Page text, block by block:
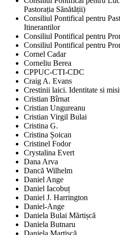
Pastorația Sănătății)
Consiliul Pontifical pentru
Itinerantilor
Consiliul Pontifical pentru
Consiliul Pontifical pentru
Cornel Cadar
Corneliu Berea
CPPUC-CTI-CDC
Craig A. Evans
Crestinii laici. Identitate si
Cristian Bîrnat
Cristian Ungureanu
Cristian Virgil Bulai
Cristina G.
Cristina Șoican
Cristinel Fodor
Crystalina Evert
Dana Arva
Dancă Wilhelm
Daniel Ange
Daniel Iacobuț
Daniel J. Harrington
Daniel-Ange
Daniela Bulai Mărtișcă
Daniela Butnaru